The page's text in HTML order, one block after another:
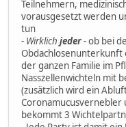
Teilnehmern,
vorausgesetzt werden
tun
- Wirklich jeder-ob bei
Obdachlosenunterkunft
der ganzen Familie im
Nasszellenwichteln mit
(zusätzlich wird ein
Coronamucusvernebler
bekommt 3